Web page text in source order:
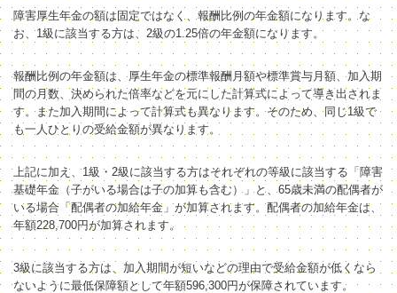
障害厚生年金の額は固定ではなく、報酬比例の年金額になります。な
お、1級に該当する方は、2級の1.25倍の年金額になります。
報酬比例の年金額は、厚生年金の標準報酬月額や標準賞与月額、加入期
間の月数、決められた倍率などを元にした計算式によって導き出されま
す。また加入期間によって計算式も異なります。そのため、同じ1級で
も一人ひとりの受給金額が異なります。
上記に加え、1級・2級に該当する方はそれぞれの等級に該当する「障害
基礎年金（子がいる場合は子の加算も含む）」と、65歳未満の配偶者が
いる場合「配偶者の加給年金」が加算されます。配偶者の加給年金は、
年額228,700円が加算されます。
3級 に該当する方は、加入期間が短いなどの理由で受給金額が低くなら
ないように最低保障額として年額596,300円が保障されています。